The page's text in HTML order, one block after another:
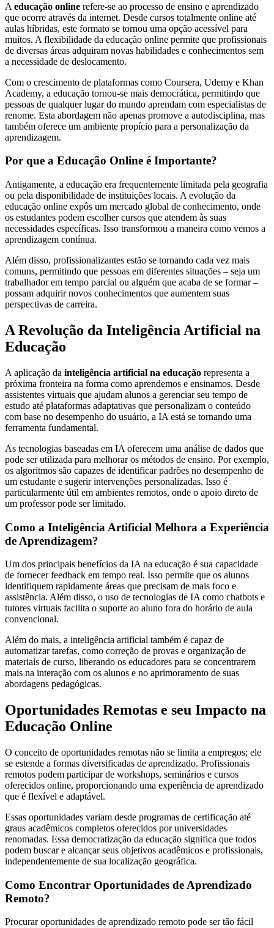
A educação online refere-se ao processo de ensino e aprendizado
que ocorre através da internet. Desde cursos totalmente online até
aulas híbridas, este formato se tornou uma opção acessível para
muitos. A flexibilidade da educação online permite que profissionais
de diversas áreas adquiram novas habilidades e conhecimentos sem
a necessidade de deslocamento.
Com o crescimento de plataformas como Coursera, Udemy e Khan
Academy, a educação tornou-se mais democrática, permitindo que
pessoas de qualquer lugar do mundo aprendam com especialistas de
renome. Esta abordagem não apenas promove a autodisciplina, mas
também oferece um ambiente propício para a personalização da
aprendizagem.
Por que a Educação Online é Importante?
Antigamente, a educação era frequentemente limitada pela geografia
ou pela disponibilidade de instituições locais. A evolução da
educação online expôs um mercado global de conhecimento, onde
os estudantes podem escolher cursos que atendem às suas
necessidades específicas. Isso transformou a maneira como vemos a
aprendizagem contínua.
Além disso, profissionalizantes estão se tornando cada vez mais
comuns, permitindo que pessoas em diferentes situações – seja um
trabalhador em tempo parcial ou alguém que acaba de se formar –
possam adquirir novos conhecimentos que aumentem suas
perspectivas de carreira.
A Revolução da Inteligência Artificial na
Educação
A aplicação da inteligência artificial na educação representa a
próxima fronteira na forma como aprendemos e ensinamos. Desde
assistentes virtuais que ajudam alunos a gerenciar seu tempo de
estudo até plataformas adaptativas que personalizam o conteúdo
com base no desempenho do usuário, a IA está se tornando uma
ferramenta fundamental.
As tecnologias baseadas em IA oferecem uma análise de dados que
pode ser utilizada para melhorar os métodos de ensino. Por exemplo,
os algoritmos são capazes de identificar padrões no desempenho de
um estudante e sugerir intervenções personalizadas. Isso é
particularmente útil em ambientes remotos, onde o apoio direto de
um professor pode ser limitado.
Como a Inteligência Artificial Melhora a Experiência
de Aprendizagem?
Um dos principais benefícios da IA na educação é sua capacidade
de fornecer feedback em tempo real. Isso permite que os alunos
identifiquem rapidamente áreas que precisam de mais foco e
assistência. Além disso, o uso de tecnologias de IA como chatbots e
tutores virtuais facilita o suporte ao aluno fora do horário de aula
convencional.
Além do mais, a inteligência artificial também é capaz de
automatizar tarefas, como correção de provas e organização de
materiais de curso, liberando os educadores para se concentrarem
mais na interação com os alunos e no aprimoramento de suas
abordagens pedagógicas.
Oportunidades Remotas e seu Impacto na
Educação Online
O conceito de oportunidades remotas não se limita a empregos; ele
se estende a formas diversificadas de aprendizado. Profissionais
remotos podem participar de workshops, seminários e cursos
oferecidos online, proporcionando uma experiência de aprendizado
que é flexível e adaptável.
Essas oportunidades variam desde programas de certificação até
graus acadêmicos completos oferecidos por universidades
renomadas. Essa democratização da educação significa que todos
podem buscar e alcançar seus objetivos acadêmicos e profissionais,
independentemente de sua localização geográfica.
Como Encontrar Oportunidades de Aprendizado
Remoto?
Procurar oportunidades de aprendizado remoto pode ser tão fácil